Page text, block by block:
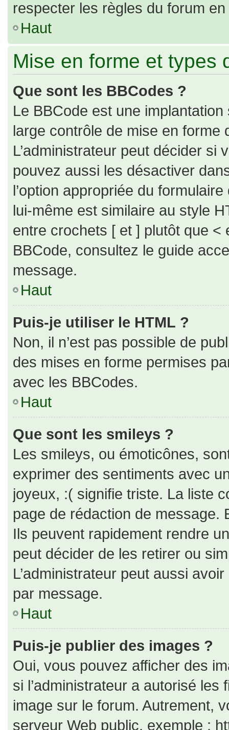
respecter les règles du forum
Haut
Mise en forme et types
Que sont les BBCodes ?
Le BBCode est une
large contrôle de mise en forme
L’administrateur peut décider
pouvez aussi les désactiver
l’option appropriée du
lui-même est similaire au style
entre crochets [ et ] plutôt que <
BBCode, consultez le guide
message.
Haut
Puis-je utiliser le HTML ?
Non, il n’est pas possible de
des mises en forme permises
avec les BBCodes.
Haut
Que sont les smileys ?
Les smileys, ou émoticônes,
exprimer des sentiments avec
joyeux, :( signifie triste. La liste
page de rédaction de message.
Ils peuvent rapidement rendre
peut décider de les retirer ou
L’administrateur peut aussi
par message.
Haut
Puis-je publier des images ?
Oui, vous pouvez afficher des
si l’administrateur a autorisé
image sur le forum. Autrement,
serveur Web public, exemple :